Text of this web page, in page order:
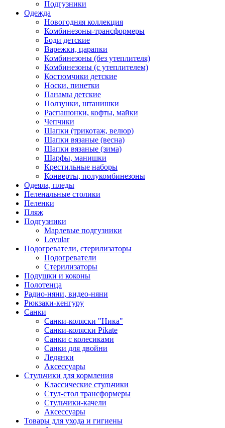
Подгузники
Одежда
Новогодняя коллекция
Комбинезоны-трансформеры
Боди детские
Варежки, царапки
Комбинезоны (без утеплителя)
Комбинезоны (с утеплителем)
Костюмчики детские
Носки, пинетки
Панамы детские
Ползунки, штанишки
Распашонки, кофты, майки
Чепчики
Шапки (трикотаж, велюр)
Шапки вязаные (весна)
Шапки вязаные (зима)
Шарфы, манишки
Крестильные наборы
Конверты, полукомбинезоны
Одеяла, пледы
Пеленальные столики
Пеленки
Пляж
Подгузники
Марлевые подгузники
Lovular
Подогреватели, стерилизаторы
Подогреватели
Стерилизаторы
Подушки и коконы
Полотенца
Радио-няни, видео-няни
Рюкзаки-кенгуру
Санки
Санки-коляски "Ника"
Санки-коляски Pikate
Санки с колесиками
Санки для двойни
Ледянки
Аксессуары
Стульчики для кормления
Классические стульчики
Стул-стол трансформеры
Стульчики-качели
Аксессуары
Товары для ухода и гигиены